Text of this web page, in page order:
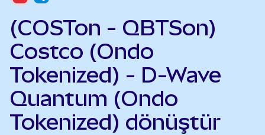
(COSTon - QBTSon)
Costco (Ondo
Tokenized) - D-Wave
Quantum (Ondo
Tokenized) dönüştür